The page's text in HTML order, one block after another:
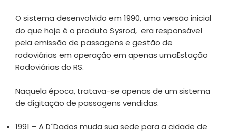
O sistema desenvolvido em 1990, uma versão inicial
do que hoje é o produto Sysrod, era responsável
pela emissão de passagens e gestão de
rodoviárias em operação em apenas umaEstação
Rodoviárias do RS.
Naquela época, tratava-se apenas de um sistema
de digitação de passagens vendidas.
1991 – A D´Dados muda sua sede para a cidade de